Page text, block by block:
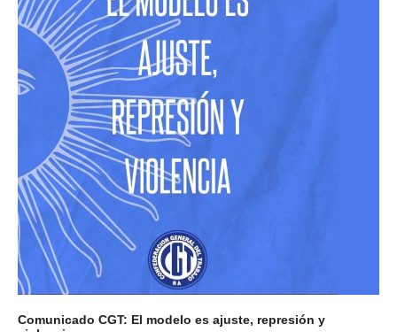
Comunicado CGT: El modelo es ajuste, represión y